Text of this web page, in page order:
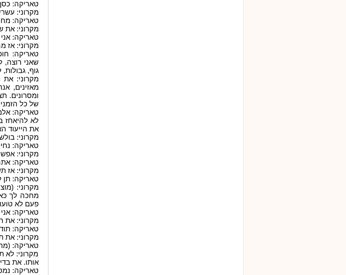
טאריקה:
מקרוני:
טאריקה:
מקרוני: את
טאריקה:
מקרוני: אז
טאריקה:
שאני רוצה,
גוף,
מקרוני:
מאזינים,
ומסרונים.
של כל
טאריקה:
לא להיאחז
את הייעוד
מקרוני:
טאריקה:
מקרוני:
טאריקה:
מקרוני: אז
טאריקה: תן
מקרוני:
מחכה לך
פעם לא
טאריקה:
מקרוני: את
טאריקה:
מקרוני: את
טאריקה:
מקרוני: לא
אותו. את
טאריקה: